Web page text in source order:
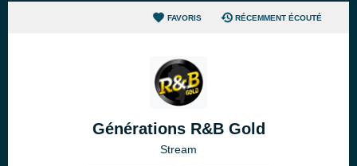
FAVORIS RÉCEMMENT ÉCOUTÉ
Générations R&B Gold
Stream